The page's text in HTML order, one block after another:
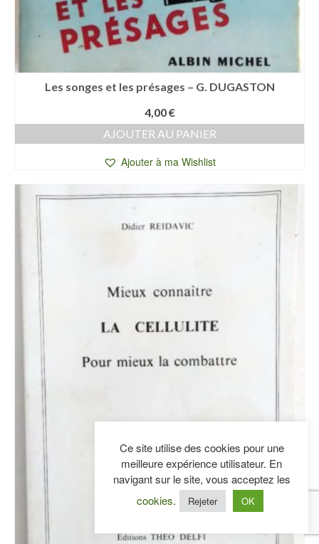
Les songes et les présages – G. DUGASTON
4,00€
AJOUTER AU PANIER
Ajouter à ma Wishlist
Ce site utilise des cookies pour une
meilleure expérience utilisateur. En
navigant sur le site, vous acceptez les
cookies. Rejeter OK